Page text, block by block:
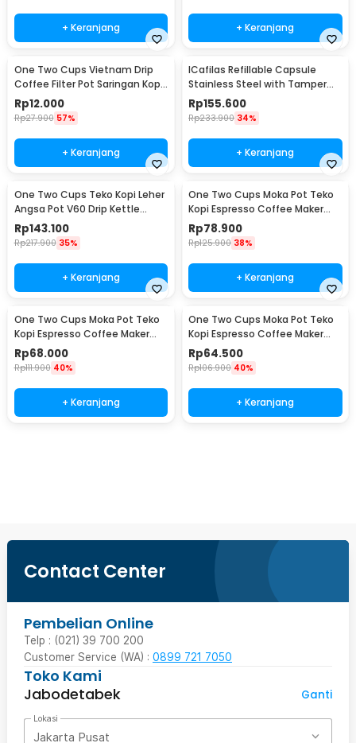
+ Keranjang + Keranjang
One Two Cups Vietnam Drip
Coffee Filter Pot Saringan Kopi
114ml 6Q - LC1
Rp12.000
Rp27.900 57%
+ Keranjang
ICafilas Refillable Capsule
Stainless Steel with Tamper
for Nespresso - F456
Rp155.600
Rp233.900 34%
+ Keranjang
One Two Cups Teko Kopi Leher
Angsa Pot V60 Drip Kettle
960ml - RF-15
Rp143.100
Rp217.900 35%
+ Keranjang
One Two Cups Moka Pot Teko
Kopi Espresso Coffee Maker
Stovetop 6 Cup 300ml - Z21
Rp78.900
Rp125.900 38%
+ Keranjang
One Two Cups Moka Pot Teko
Kopi Espresso Coffee Maker
Stovetop 4 Cup 200ml - Z21
Rp68.000
Rp111.900 40%
+ Keranjang
One Two Cups Moka Pot Teko
Kopi Espresso Coffee Maker
Stovetop 2 Cup 100ml - Z21
Rp64.500
Rp106.900 40%
+ Keranjang
Contact Center
Pembelian Online
Telp : (021) 39 700 200
Customer Service (WA) : 0899 721 7050
Toko Kami
Jabodetabek
Ganti
Lokasi
Jakarta Pusat